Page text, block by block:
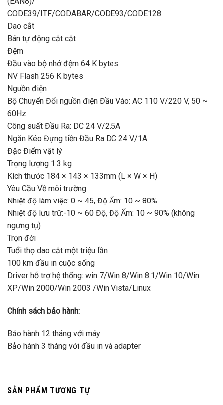
CODE39/ITF/CODABAR/CODE93/CODE128
Dao cắt
Bán tự động cắt cắt
Đệm
Đầu vào bộ nhớ đệm 64 K bytes
NV Flash 256 K bytes
Nguồn điện
Bộ Chuyển Đổi nguồn điện Đầu Vào: AC 110 V/220 V, 50 ~
60Hz
Công suất Đầu Ra: DC 24 V/2.5A
Ngăn Kéo Đựng tiền Đầu Ra DC 24 V/1A
Đặc Điểm vật lý
Trọng lượng 1.3 kg
Kích thước 184 × 143 × 133mm (L × W × H)
Yêu Cầu Về môi trường
Nhiệt độ làm việc: 0 ~ 45, Độ Ẩm: 10 ~ 80%
Nhiệt độ lưu trữ:-10 ~ 60 Độ, Độ Ẩm: 10 ~ 90% (không
ngưng tụ)
Trọn đời
Tuổi thọ dao cắt một triệu lần
100 km đầu in cuộc sống
Driver hỗ trợ hệ thống: win 7/Win 8/Win 8.1/Win 10/Win
XP/Win 2000/Win 2003 /Win Vista/Linux
Chính sách bảo hành:
Bảo hành 12 tháng với máy
Bảo hành 3 tháng với đầu in và adapter
SẢN PHẨM TƯƠNG TỰ